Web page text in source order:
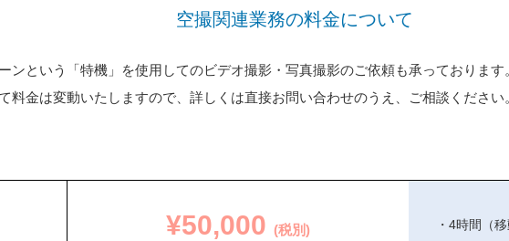
空撮関連業務の料金について
ンという「特機」を使用してのビデオ撮影・写真撮影のご依頼も承っておりま
料金は変動いたしますので、詳しくは直接お問い合わせのうえ、ご相談ください
¥50,000 (税別)
4時間（